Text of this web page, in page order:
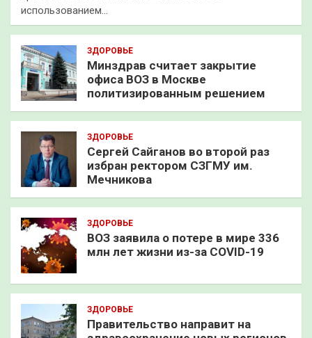
использованием…
ЗДОРОВЬЕ
Минздрав считает закрытие
офиса ВОЗ в Москве
политизированным решением
ЗДОРОВЬЕ
Сергей Сайганов во второй раз
избран ректором СЗГМУ им.
Мечникова
ЗДОРОВЬЕ
ВОЗ заявила о потере в мире 336
млн лет жизни из-за COVID-19
ЗДОРОВЬЕ
Правительство направит на